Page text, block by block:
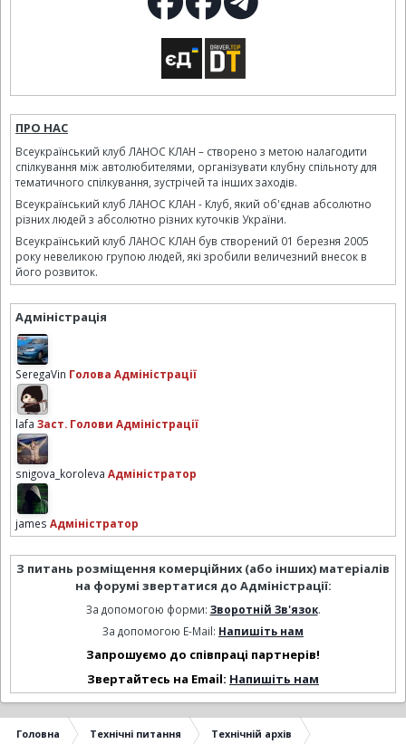
ПРО НАС
Всеукраїнський клуб ЛАНОС КЛАН – створено з метою налагодити
спілкування між автолюбителями, організувати клубну спільноту для
тематичного спілкування, зустрічей та інших заходів.
Всеукраїнський клуб ЛАНОС КЛАН - Клуб, який об'єднав абсолютно
різних людей з абсолютно різних куточків України.
Всеукраїнський клуб ЛАНОС КЛАН був створений 01 березня 2005
року невеликою групою людей, які зробили величезний внесок в
його розвиток.
Адміністрація
SeregaVin Голова Адміністрації
lafa Заст. Голови Адміністрації
snigova_koroleva Адміністратор
james Адміністратор
З питань розміщення комерційних (або інших) матеріалів
на форумі звертатися до Адміністрації:
За допомогою форми: Зворотній Зв'язок.
За допомогою E-Mail: Напишіть нам
Запрошуємо до співпраці партнерів!
Звертайтесь на Email: Напишіть нам
Головна Технічні питання Технічній архів